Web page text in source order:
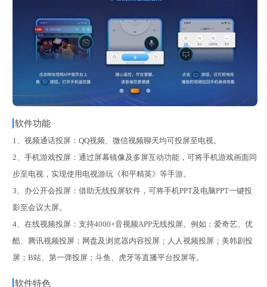
软件功能
1、视频通话投屏：QQ视频、微信视频聊天均可投屏至电视。
2、手机游戏投屏：通过屏幕镜像及多屏互动功能，可将手机游戏画面同
步至电视，实现使用电视游玩《和平精英》等手游。
3、办公开会投屏：借助无线投屏软件，可将手机PPT及电脑PPT一键投
影至会议大屏。
4、在线视频投屏：支持4000+音视频APP无线投屏。例如：爱奇艺、优
酷、腾讯视频投屏；网盘及浏览器内容投屏；人人视频投屏；美韩剧投
屏；B站、第一弹投屏；斗鱼、虎牙等直播平台投屏等。
软件特色